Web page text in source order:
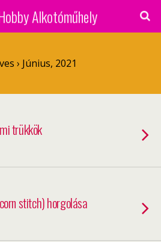
Alkotóműhely
› Június, 2021
trükkök
stitch) horgolása